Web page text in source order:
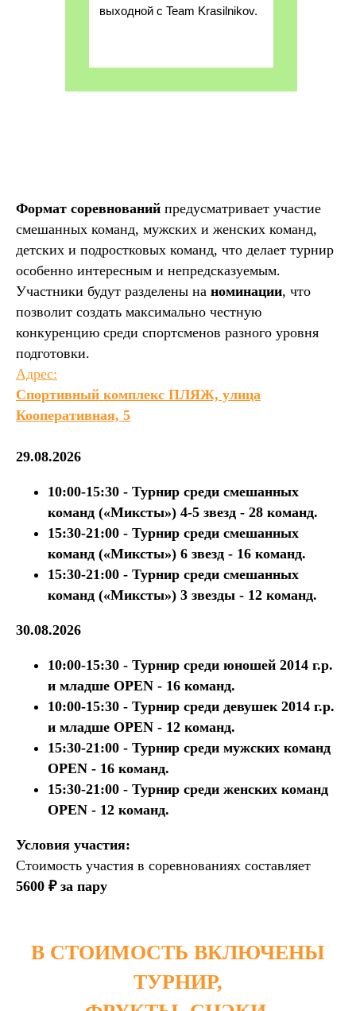
выходной с Team Krasilnikov.
Формат соревнований предусматривает участие
смешанных команд, мужских и женских команд,
детских и подростковых команд, что делает турнир
особенно интересным и непредсказуемым.
Участники будут разделены на номинации, что
позволит создать максимально честную
конкуренцию среди спортсменов разного уровня
подготовки.
Адрес:
Cпортивный комплекс ПЛЯЖ, улица
Кооперативная, 5
29.08.2026
10:00-15:30 - Турнир среди смешанных
команд («Миксты») 4-5 звезд - 28 команд.
15:30-21:00 - Турнир среди смешанных
команд («Миксты») 6 звезд - 16 команд.
15:30-21:00 - Турнир среди смешанных
команд («Миксты») 3 звезды - 12 команд.
30.08.2026
10:00-15:30 - Турнир среди юношей 2014 г.р.
и младше OPEN - 16 команд.
10:00-15:30 - Турнир среди девушек 2014 г.р.
и младше OPEN - 12 команд.
15:30-21:00 - Турнир среди мужских команд
OPEN - 16 команд.
15:30-21:00 - Турнир среди женских команд
OPEN - 12 команд.
Условия участия:
Стоимость участия в соревнованиях составляет
5600 ₽ за пару
В СТОИМОСТЬ ВКЛЮЧЕНЫ
ТУРНИР,